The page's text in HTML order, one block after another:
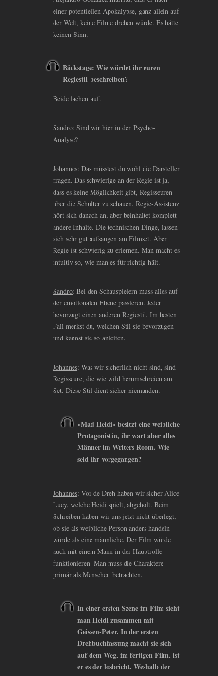
einer potentiellen Apokalypse, ganz allein auf
der Welt, keine Filme drehen würde. Es hätte
keinen Sinn.
Bäckstage: Wie würdet ihr euren
Regiestil beschreiben?
Beide lachen auf.
Sandro: Sind wir hier in der Psycho-
Analyse?
Johannes: Das müsstest du wohl die Darsteller
fragen. Das schwierige an der Regie ist ja,
dass es keine Möglichkeit gibt, Regisseuren
über die Schulter zu schauen. Regie-Assistenz
hört sich danach an, aber beinhaltet komplett
andere Inhalte. Die technischen Dinge, lassen
sich sehr gut aufsaugen am Filmset. Aber
Regie ist schwierig zu erlernen. Man macht es
intuitiv so, wie man es für richtig hält.
Sandro: Bei den Schauspielern muss alles auf
der emotionalen Ebene passieren. Jeder
bevorzugt einen anderen Regiestil. Im besten
Fall merkst du, welchen Stil sie bevorzugen
und kannst sie so anleiten.
Johannes: Was wir sicherlich nicht sind, sind
Regisseure, die wie wild herumschreien am
Set. Diese Stil dient sicher niemanden.
«Mad Heidi» besitzt eine weibliche
Protagonistin, ihr wart aber alles
Männer im Writers Room. Wie
seid ihr vorgegangen?
Johannes: Vor de Dreh haben wir sicher Alice
Lucy, welche Heidi spielt, abgeholt. Beim
Schreiben haben wir uns jetzt nicht überlegt,
ob sie als weibliche Person anders handeln
würde als eine männliche. Der Film würde
auch mit einem Mann in der Hauptrolle
funktionieren. Man muss die Charaktere
primär als Menschen betrachten.
In einer ersten Szene im Film sieht
man Heidi zusammen mit
Geissen-Peter. In der ersten
Drehbuchfassung macht sie sich
auf dem Weg, im fertigen Film, ist
er es der losbricht. Weshalb der